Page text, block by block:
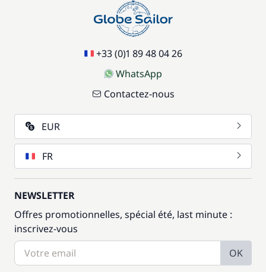
+33 (0)1 89 48 04 26
WhatsApp
Contactez-nous
EUR
FR
NEWSLETTER
Offres promotionnelles, spécial été, last minute :
inscrivez-vous
OK